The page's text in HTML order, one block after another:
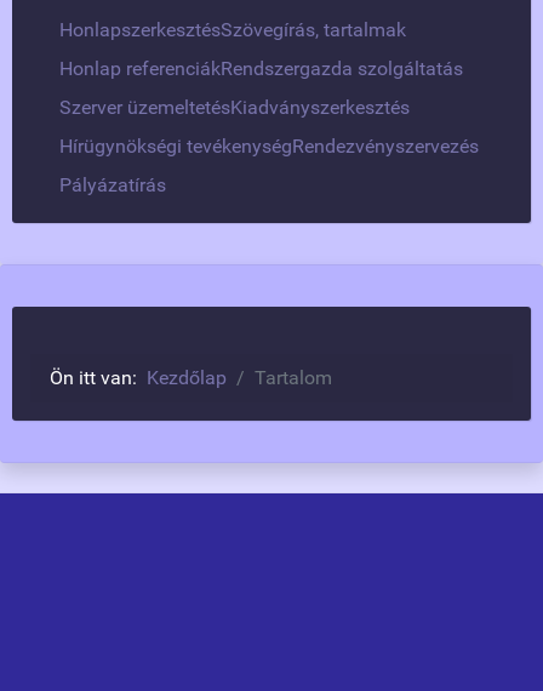
HonlapszerkesztésSzövegírás, tartalmak
Honlap referenciákRendszergazda szolgáltatás
Szerver üzemeltetésKiadványszerkesztés
Hírügynökségi tevékenységRendezvényszervezés
Pályázatírás
Ön itt van: Kezdőlap Tartalom